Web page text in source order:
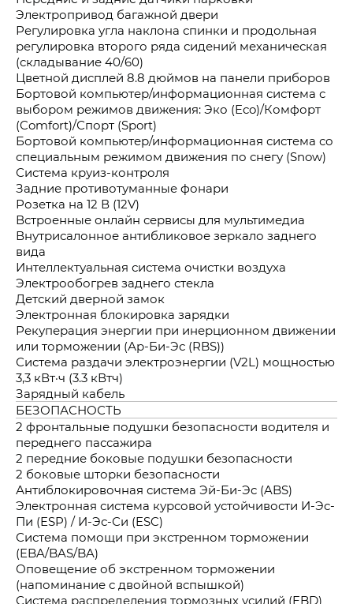
Электропривод багажной двери
Регулировка угла наклона спинки и продольная
регулировка второго ряда сидений механическая
(складывание 40/60)
Цветной дисплей 8.8 дюймов на панели приборов
Бортовой компьютер/информационная система с
выбором режимов движения: Эко (Eco)/Комфорт
(Comfort)/Спорт (Sport)
Бортовой компьютер/информационная система со
специальным режимом движения по снегу (Snow)
Система круиз-контроля
Задние противотуманные фонари
Розетка на 12 В (12V)
Встроенные онлайн сервисы для мультимедиа
Внутрисалонное антибликовое зеркало заднего
вида
Интеллектуальная система очистки воздуха
Электрообогрев заднего стекла
Детский дверной замок
Электронная блокировка зарядки
Рекуперация энергии при инерционном движении
или торможении (Ар-Би-Эс (RBS))
Система раздачи электроэнергии (V2L) мощностью
3,3 кВт·ч (3.3 кВтч)
Зарядный кабель
БЕЗОПАСНОСТЬ
2 фронтальные подушки безопасности водителя и
переднего пассажира
2 передние боковые подушки безопасности
2 боковые шторки безопасности
Антиблокировочная система Эй-Би-Эс (ABS)
Электронная система курсовой устойчивости И-Эс-
Пи (ESP) / И-Эс-Си (ESC)
Система помощи при экстренном торможении
(EBA/BAS/BA)
Оповещение об экстренном торможении
(напоминание с двойной вспышкой)
Система распределения тормозных усилий (EBD)